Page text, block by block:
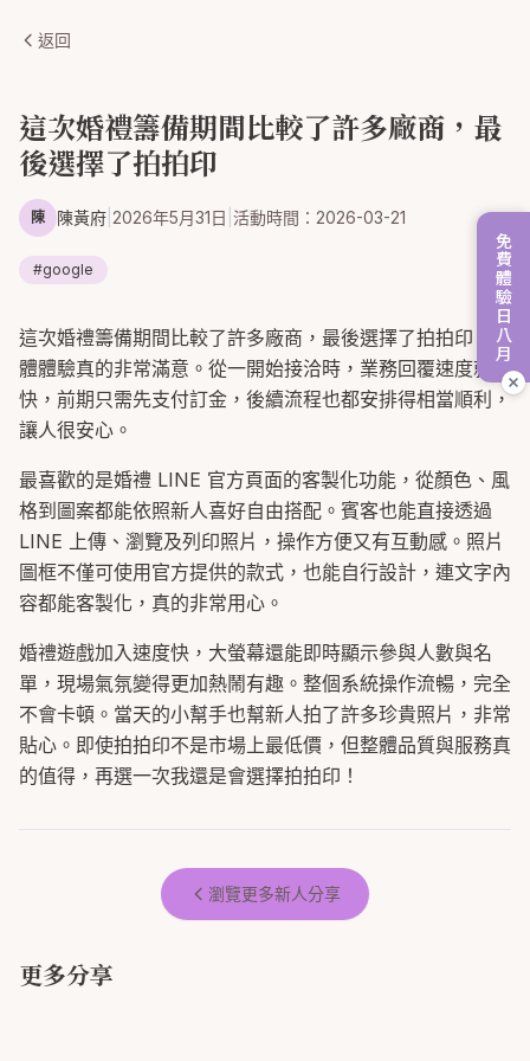
免費體驗日八月
返回
這次婚禮籌備期間比較了許多廠商，最
後選擇了拍拍印
陳 陳黃府 2026年5月31日 活動時間： 2026-03-21
#google
這次婚禮籌備期間比較了許多廠商，最後選擇了拍拍印，整
體體驗真的非常滿意。從一開始接洽時，業務回覆速度就很
快，前期只需先支付訂金，後續流程也都安排得相當順利，
讓人很安心。
最喜歡的是婚禮 LINE 官方頁面的客製化功能，從顏色、風
格到圖案都能依照新人喜好自由搭配。賓客也能直接透過
LINE 上傳、瀏覽及列印照片，操作方便又有互動感。照片
圖框不僅可使用官方提供的款式，也能自行設計，連文字內
容都能客製化，真的非常用心。
婚禮遊戲加入速度快，大螢幕還能即時顯示參與人數與名
單，現場氣氛變得更加熱鬧有趣。整個系統操作流暢，完全
不會卡頓。當天的小幫手也幫新人拍了許多珍貴照片，非常
貼心。即使拍拍印不是市場上最低價，但整體品質與服務真
的值得，再選一次我還是會選擇拍拍印！
瀏覽更多新人分享
更多分享
婚禮拍拍印激推